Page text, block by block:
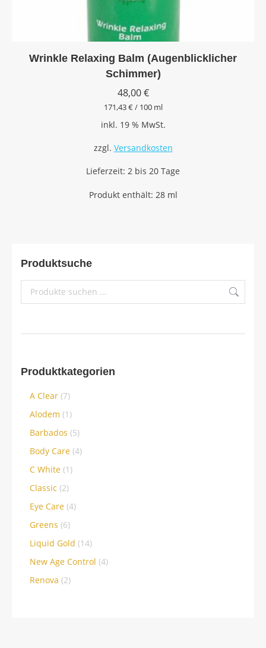
Wrinkle Relaxing Balm (Augenblicklicher
Schimmer)
48,00€
171,43€/ 100 ml
inkl. 19 % MwSt.
zzgl. Versandkosten
Lieferzeit: 2 bis 20 Tage
Produkt enthält: 28 ml
Produktsuche
Produktkategorien
A Clear (7)
Alodem (1)
Barbados (5)
Body Care (4)
C White (1)
Classic (2)
Eye Care (4)
Greens (6)
Liquid Gold (14)
New Age Control (4)
Renova (2)